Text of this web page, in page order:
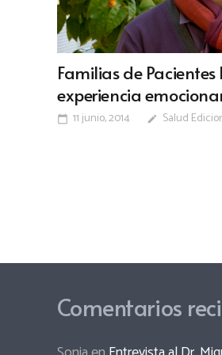
Familias de Pacientes
experiencia
calendar_today 11 junio, 2014 edit Salud
Comentarios